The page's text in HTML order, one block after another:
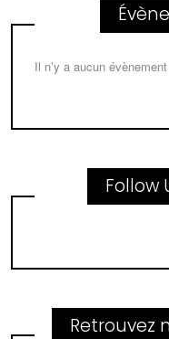
Il n’y a aucun
Follow
Retrouvez